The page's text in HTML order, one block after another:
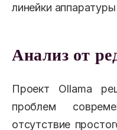
линейки аппаратуры
Анализ от
Проект Ollama
проблем
отсутствие